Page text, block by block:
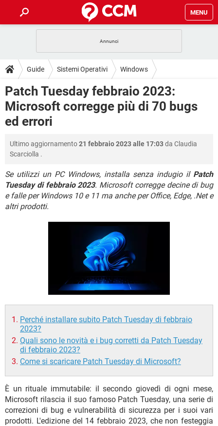
MENU
INTRATTENIMENTO ANDROID
iOS WINDOWS 10
INSTAGRAM WHATSAPP
TIKTOK
GUIDE
COVID-19
INTRATTENIMENTO ANDROID
WINDOWS 10
TIKTOK FACEBOOK
DOWNLOAD
COVID-19 GAMING
INTRATTENIMENTO
INSTAGRAM
TIKTOK FACEBOOK
HARDWARE
FORUM
INTRATTENIMENTO ANDROID
WHATSAPP
TIKTOK FACEBOOK
HARDWARE
COVID-19
INTRATTENIMENTO ANDROID
iOS WINDOWS 10
INSTAGRAM
FACEBOOK
Guide Sistemi Operativi Windows
Patch Tuesday febbraio 2023:
Microsoft corregge più di 70 bugs
ed errori
Ultimo aggiornamento21 febbraio 2023 alle 17:03da Claudia
Scarciolla .
Se utilizzi un PC Windows, installa senza indugio il Patch
Tuesday di febbraio 2023. Microsoft corregge decine di bug
e falle per Windows 10 e 11 ma anche per Office, Edge, .Net e
altri prodotti.
Perché installare subito Patch Tuesday di febbraio
2023?
Quali sono le novità e i bug corretti da Patch Tuesday
di febbraio 2023?
Come si scaricare Patch Tuesday di Microsoft?
È un rituale immutabile: il secondo giovedì di ogni mese,
Microsoft rilascia il suo famoso Patch Tuesday, una serie di
correzioni di bug e vulnerabilità di sicurezza per i suoi vari
prodotti. L'edizione del 14 febbraio 2023, che non festeggia